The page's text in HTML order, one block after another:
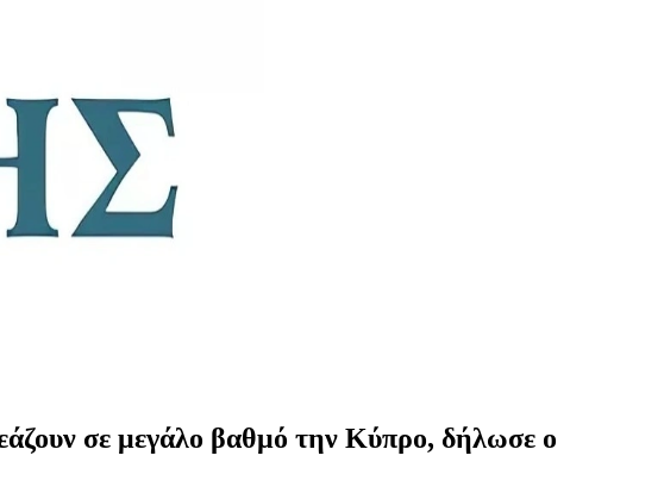
σε μεγάλο βαθμό την Κύπρο, δήλωσε ο